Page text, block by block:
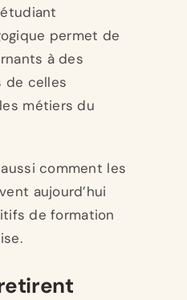
permet de
à des
de celles
métiers du
comment les
aujourd’hui
de formation